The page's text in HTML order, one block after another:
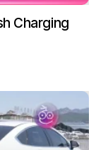
Charging